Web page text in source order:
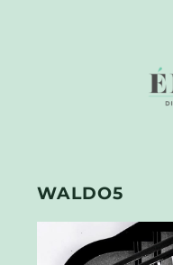
WALDO5